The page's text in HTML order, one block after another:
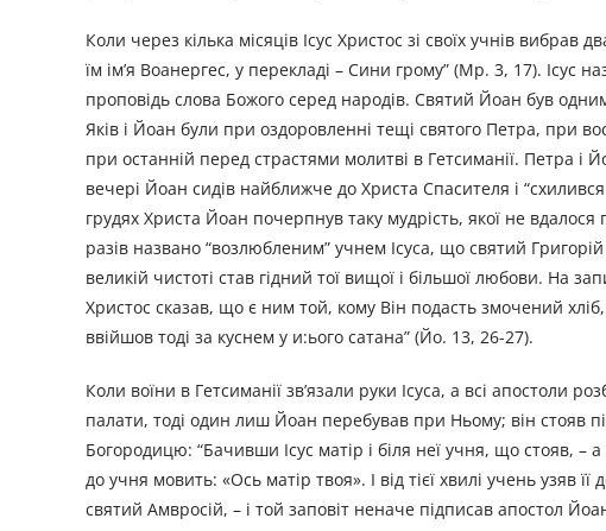
Коли через кілька місяців Ісус Христос зі своїх учнів
їм ім’я Воанергес, у перекладі – Сини грому” (Мр. 3, 17). Ісус
проповідь слова Божого серед народів. Святий Йоан був
Яків і Йоан були при оздоровленні тещі святого Петра, при
при останній перед страстями молитві в Гетсиманії. Петра
вечері Йоан сидів найближче до Христа Спасителя і
грудях Христа Йоан почерпнув таку мудрість, якої не
разів названо “возлюбленим” учнем Ісуса, що святий
великій чистоті став гідний тої вищої і більшої любови. На
Христос сказав, що є ним той, кому Він подасть змочений
ввійшов тоді за куснем у и:ього сатана” (Йо. 13, 26-27).
Коли воїни в Гетсиманії зв’язали руки Ісуса, а всі апостоли
палати, тоді один лиш Йоан перебував при Ньому; він стояв
Богородицю: “Бачивши Ісус матір і біля неї учня, що стояв, –
до учня мовить: «Ось матір твоя». І від тієї хвилі учень узяв
святий Амвросій, – і той заповіт неначе підписав апостол